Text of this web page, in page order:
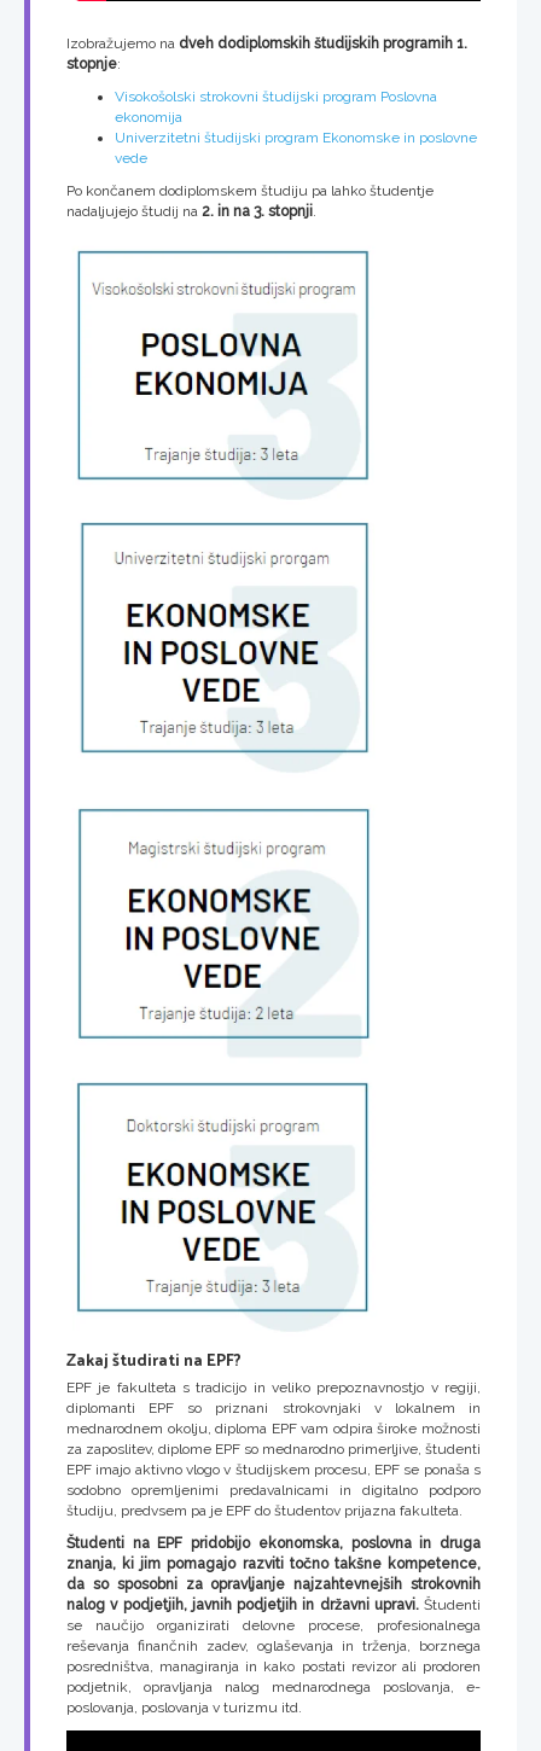
Izobražujemo na dveh dodiplomskih študijskih programih 1.
stopnje:
Visokošolski strokovni študijski program Poslovna
ekonomija
Univerzitetni študijski program Ekonomske in poslovne
vede
Po končanem dodiplomskem študiju pa lahko študentje
nadaljujejo študij na 2. in na 3. stopnji.
Zakaj študirati na EPF?
EPF je fakulteta s tradicijo in veliko prepoznavnostjo v regiji,
diplomanti EPF so priznani strokovnjaki v lokalnem in
mednarodnem okolju, diploma EPF vam odpira široke možnosti
za zaposlitev, diplome EPF so mednarodno primerljive, študenti
EPF imajo aktivno vlogo v študijskem procesu, EPF se ponaša s
sodobno opremljenimi predavalnicami in digitalno podporo
študiju, predvsem pa je EPF do študentov prijazna fakulteta.
Študenti na EPF pridobijo ekonomska, poslovna in druga
znanja, ki jim pomagajo razviti točno takšne kompetence,
da so sposobni za opravljanje najzahtevnejših strokovnih
nalog v podjetjih, javnih podjetjih in državni upravi. Študenti
se naučijo organizirati delovne procese, profesionalnega
reševanja finančnih zadev, oglaševanja in trženja, borznega
posredništva, managiranja in kako postati revizor ali prodoren
podjetnik, opravljanja nalog mednarodnega poslovanja, e-
poslovanja, poslovanja v turizmu itd.